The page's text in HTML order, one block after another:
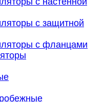
с защитной
с фланцами